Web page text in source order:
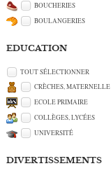
BOUCHERIES
BOULANGERIES
EDUCATION
TOUT SÉLECTIONNER
CRÈCHES, MATERNELLE
ECOLE PRIMAIRE
COLLÈGES, LYCÉES
UNIVERSITÉ
DIVERTISSEMENTS